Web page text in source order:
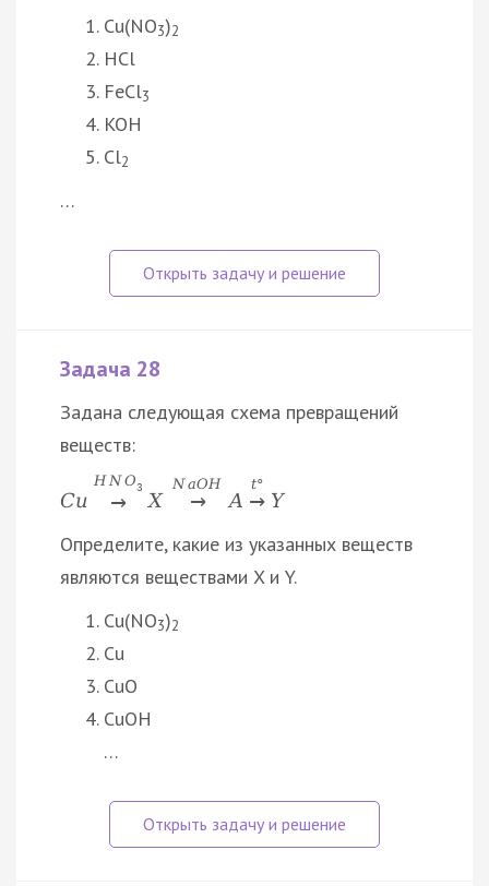
Cu(NO3)2
HCl
FeCl3
KOH
Cl2
…
Задача 28
Задана следующая схема превращений
веществ:
Cu
H NO3
→ X
NaOH
→ A
t°
→ Y
Определите, какие из указанных веществ
являются веществами X и Y.
Cu(NO3)2
Cu
CuO
CuOH
…